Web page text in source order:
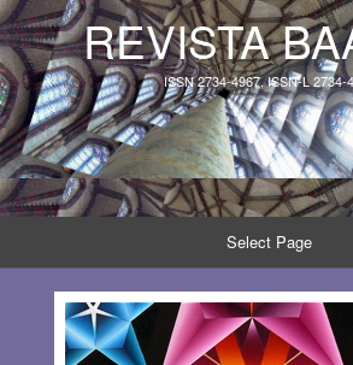
REVISTA
ISSN 2734-4967, ISSN-L 2734-
Select Page